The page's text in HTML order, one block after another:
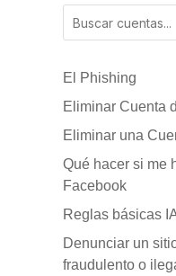
El Phishing
Eliminar Cuenta
Eliminar una
Qué hacer si me
Facebook
Reglas básicas
Denunciar un
fraudulento o